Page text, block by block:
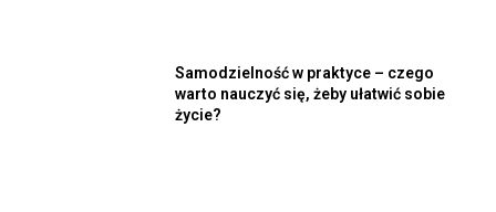
Samodzielność w praktyce – czego
warto nauczyć się, żeby ułatwić sobie
życie?